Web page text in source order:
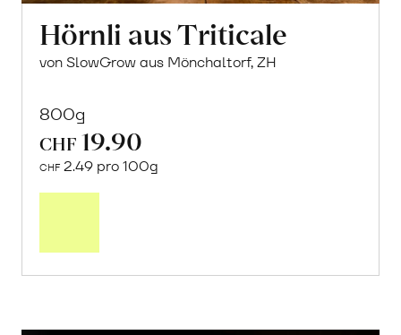
Hörnli aus Triticale
von SlowGrow aus Mönchaltorf, ZH
800g
CHF 19.90
CHF 2.49 pro 100g